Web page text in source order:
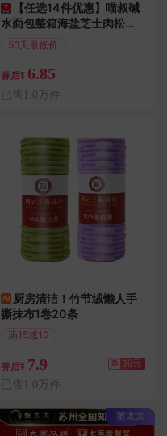
【任选14件优惠】喵叔碱
水面包整箱海盐芝士肉松球
零食主食代早餐
50天最低价
券后¥ 6.85
已售1.0万件
厨房清洁！竹节绒懒人手
撕抹布1卷20条
满15减10
券后¥ 7.9 券 10元
已售1.0万件
蟹太太